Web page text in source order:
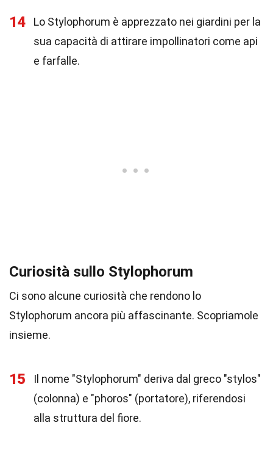
14
Lo Stylophorum è apprezzato nei giardini per la
sua capacità di attirare impollinatori come api
e farfalle.
Curiosità sullo Stylophorum
Ci sono alcune curiosità che rendono lo
Stylophorum ancora più affascinante. Scopriamole
insieme.
15
Il nome "Stylophorum" deriva dal greco "stylos"
(colonna) e "phoros" (portatore), riferendosi
alla struttura del fiore.